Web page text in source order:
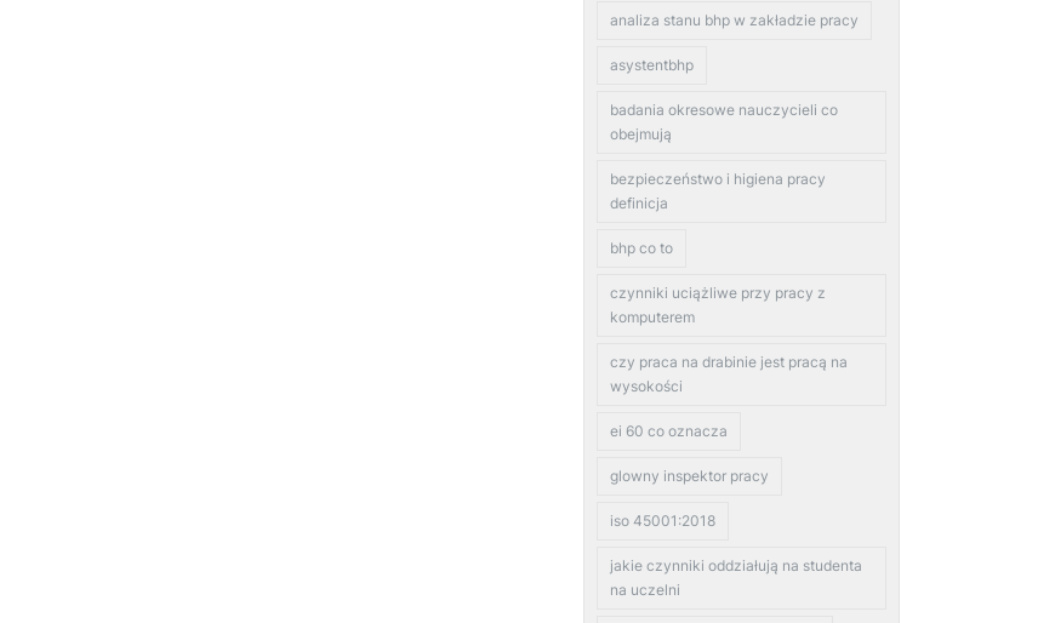
analiza stanu bhp w zakładzie pracy
asystentbhp
badania okresowe nauczycieli co
obejmują
bezpieczeństwo i higiena pracy
definicja
bhp co to
czynniki uciążliwe przy pracy z
komputerem
czy praca na drabinie jest pracą na
wysokości
ei 60 co oznacza
glowny inspektor pracy
iso 45001:2018
jakie czynniki oddziałują na studenta
na uczelni